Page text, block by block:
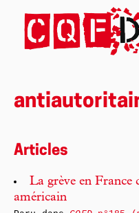
Articles
La grève en France
américain